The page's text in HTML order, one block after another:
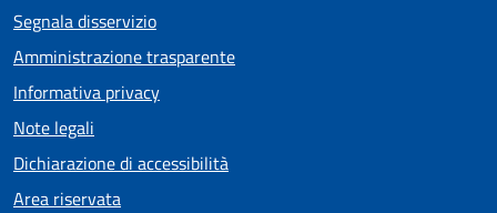
Segnala disservizio
Amministrazione trasparente
Informativa privacy
Note legali
Dichiarazione di accessibilità
Area riservata